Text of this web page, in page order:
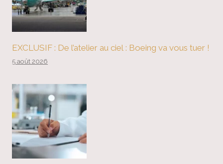
EXCLUSIF : De l’atelier au ciel : Boeing va vous tuer !
5 août 2026